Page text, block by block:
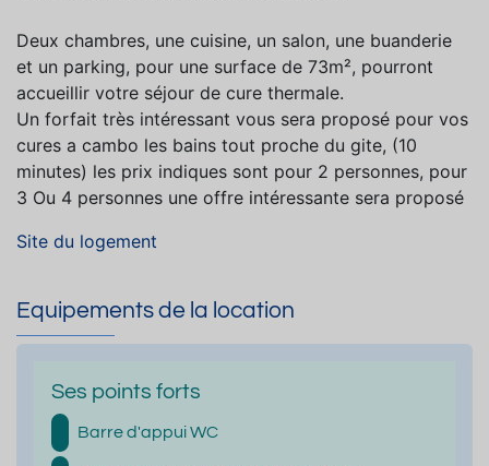
Deux chambres, une cuisine, un salon, une buanderie
et un parking, pour une surface de 73m², pourront
accueillir votre séjour de cure thermale.
Un forfait très intéressant vous sera proposé pour vos
cures a cambo les bains tout proche du gite, (10
minutes) les prix indiques sont pour 2 personnes, pour
3 Ou 4 personnes une offre intéressante sera proposé
Site du logement
Equipements de la location
Ses points forts
Barre d'appui WC